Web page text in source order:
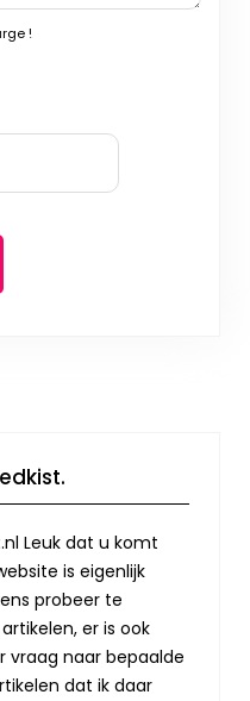
!
Leuk dat u komt
is eigenlijk
probeer te
er is ook
vraag naar bepaalde
dat ik daar